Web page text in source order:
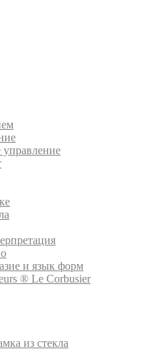
управление
и язык форм
® Le Corbusier
из стекла